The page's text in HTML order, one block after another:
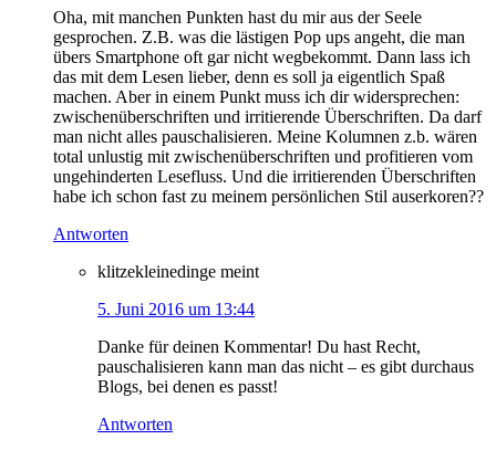
Oha, mit manchen Punkten hast du mir aus der Seele
gesprochen. Z.B. was die lästigen Pop ups angeht, die man
übers Smartphone oft gar nicht wegbekommt. Dann lass ich
das mit dem Lesen lieber, denn es soll ja eigentlich Spaß
machen. Aber in einem Punkt muss ich dir widersprechen:
zwischenüberschriften und irritierende Überschriften. Da darf
man nicht alles pauschalisieren. Meine Kolumnen z.b. wären
total unlustig mit zwischenüberschriften und profitieren vom
ungehinderten Lesefluss. Und die irritierenden Überschriften
habe ich schon fast zu meinem persönlichen Stil auserkoren??
Antworten
klitzekleinedinge meint
5. Juni 2016 um 13:44
Danke für deinen Kommentar! Du hast Recht,
pauschalisieren kann man das nicht – es gibt durchaus
Blogs, bei denen es passt!
Antworten